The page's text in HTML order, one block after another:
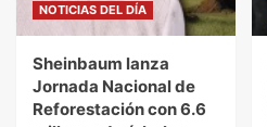
NOTICIAS DEL DÍA
Sheinbaum lanza
Jornada Nacional de
Reforestación con 6.6